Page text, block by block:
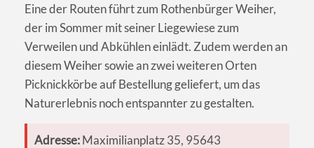
Eine der Routen führt zum Rothenbürger Weiher,
der im Sommer mit seiner Liegewiese zum
Verweilen und Abkühlen einlädt. Zudem werden an
diesem Weiher sowie an zwei weiteren Orten
Picknickkörbe auf Bestellung geliefert, um das
Naturerlebnis noch entspannter zu gestalten.
Adresse:Maximilianplatz 35, 95643